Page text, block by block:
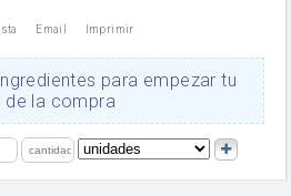
Email Imprimir
para empezar tu
de la compra